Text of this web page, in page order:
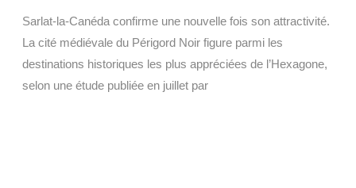
Sarlat-la-Canéda confirme une nouvelle fois son attractivité.
La cité médiévale du Périgord Noir figure parmi les
destinations historiques les plus appréciées de l’Hexagone,
selon une étude publiée en juillet par